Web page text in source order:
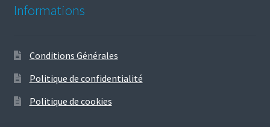
Informations
Conditions Générales
Politique de confidentialité
Politique de cookies